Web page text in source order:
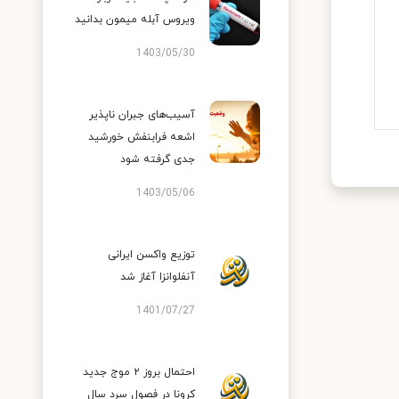
ویروس آبله میمون بدانید
1403/05/30
آسیب‌های جبران ناپذیر
اشعه فرابنفش خورشید
جدی گرفته شود
1403/05/06
توزیع واکسن ایرانی
آنفلوانزا آغاز شد
1401/07/27
احتمال بروز ۲ موج جدید
کرونا در فصول سرد سال